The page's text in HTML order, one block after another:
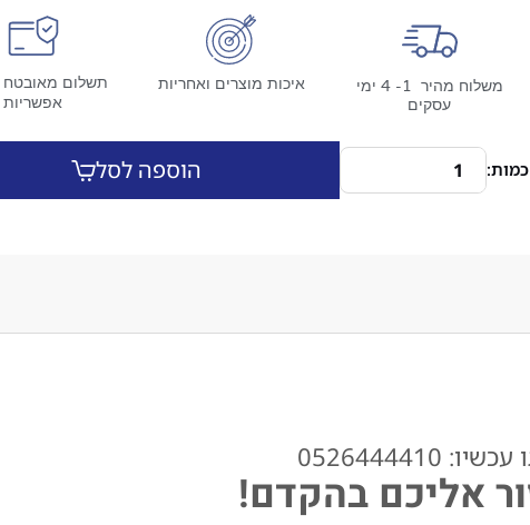
משלוח מהיר 1- 4 ימי
עסקים
איכות מוצרים ואחריות
תשלום מאובטח
אפשריות
הוספה לסל
אליכם בהקדם!